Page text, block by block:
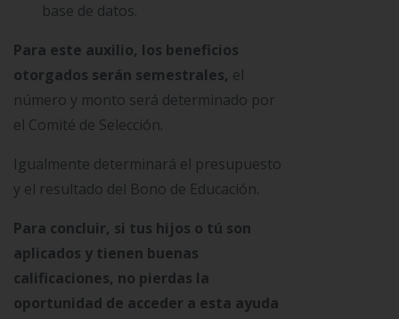
base de datos.
Para este auxilio, los beneficios
otorgados serán semestrales, el
número y monto será determinado por
el Comité de Selección.
Igualmente determinará el presupuesto
y el resultado del Bono de Educación.
Para concluir, si tus hijos o tú son
aplicados y tienen buenas
calificaciones, no pierdas la
oportunidad de acceder a esta ayuda